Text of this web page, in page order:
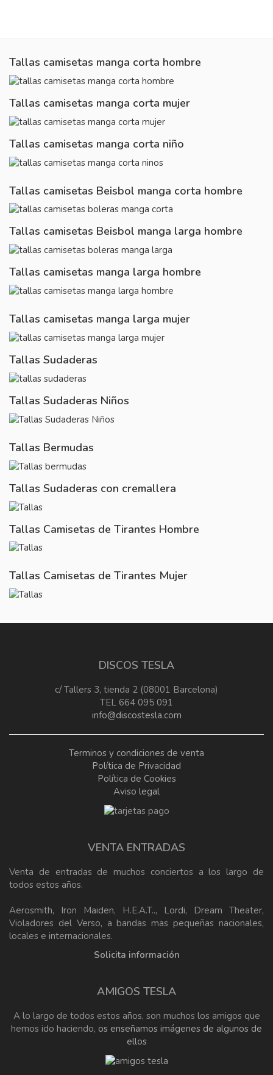
Tallas camisetas manga corta hombre
Tallas camisetas manga corta mujer
Tallas camisetas manga corta niño
Tallas camisetas Beisbol manga corta hombre
Tallas camisetas Beisbol manga larga hombre
Tallas camisetas manga larga hombre
Tallas camisetas manga larga mujer
Tallas Sudaderas
Tallas Sudaderas Niños
Tallas Bermudas
Tallas Sudaderas con cremallera
Tallas Camisetas de Tirantes Hombre
Tallas Camisetas de Tirantes Mujer
DISCOS TESLA
c/ Tallers 3, tienda 2 (08001 Barcelona)
TEL 664 095 091
info@discostesla.com
Terminos y condiciones de venta
Política de Privacidad
Política de Cookies
Aviso legal
VENTA ENTRADAS
Venta de entradas de muchos conciertos a los largo de
todos estos años.
Aerosmith, Iron Maiden, H.E.A.T.., Lordi, Dream Theater,
Violadores del Verso, a bandas mas pequeñas nacionales,
locales e internacionales.
Solicita información
AMIGOS TESLA
A lo largo de todos estos años, son muchos los amigos que
hemos ido haciendo, os enseñamos imágenes de algunos de
ellos